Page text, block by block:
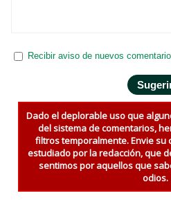
Recibir aviso de nuevos
Dado el deplorable uso que
del sistema de comentarios,
filtros temporalmente. Envie su
estudiado por la redacción, que
sentimos por aquellos que
odios.